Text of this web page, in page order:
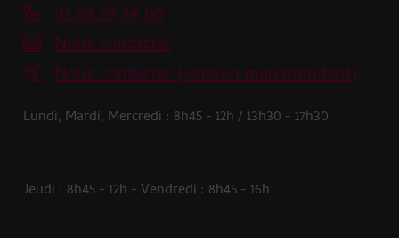
01 69 29 34 00
Nous contacter
Nous contacter (version malentendant)
Lundi, Mardi, Mercredi : 8h45 - 12h / 13h30 - 17h30
Jeudi : 8h45 - 12h - Vendredi : 8h45 - 16h